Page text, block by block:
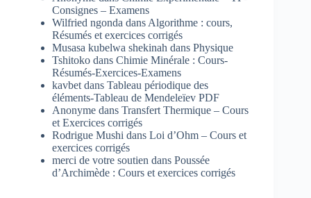
Consignes – Examens
Wilfried ngonda dans Algorithme : cours,
Résumés et exercices corrigés
Musasa kubelwa shekinah dans Physique
Tshitoko dans Chimie Minérale : Cours-
Résumés-Exercices-Examens
kavbet dans Tableau périodique des
éléments-Tableau de Mendeleïev PDF
Anonyme dans Transfert Thermique – Cours
et Exercices corrigés
Rodrigue Mushi dans Loi d’Ohm – Cours et
exercices corrigés
merci de votre soutien dans Poussée
d’Archimède : Cours et exercices corrigés